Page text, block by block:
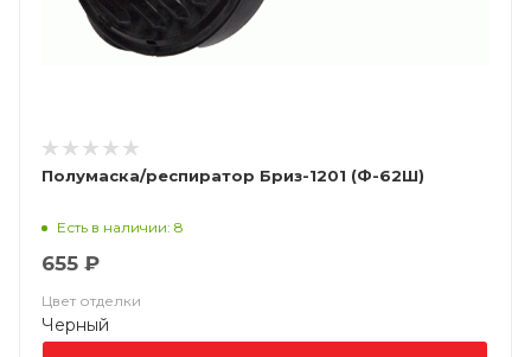
Полумаска/респиратор Бриз-1201 (Ф-62Ш)
Есть в наличии: 8
655 ₽
Цвет отделки
Черный